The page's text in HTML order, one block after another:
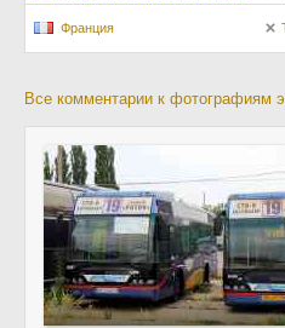
Франция
Все комментарии к фотографиям